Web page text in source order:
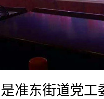
是准东街道党